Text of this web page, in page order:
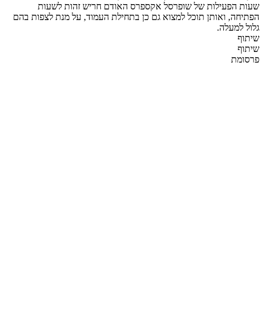
שעות הפעילות של שופרסל אקספרס האודם חריש זהות לשעות
הפתיחה, ואותן תוכל למצוא גם כן בתחילת העמוד, על מנת לצפות בהם
גלול למעלה.
שיתוף
שיתוף
פרסומת